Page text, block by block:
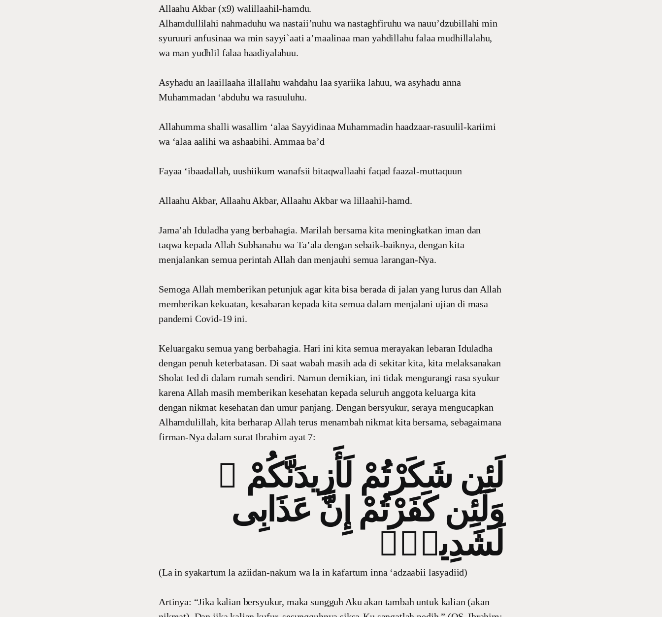
Allaahu Akbar (x9) walillaahil-hamdu.
Alhamdullilahi nahmaduhu wa nastaii’nuhu wa nastaghfiruhu wa nauu’dzubillahi min
syuruuri anfusinaa wa min sayyi`aati a’maalinaa man yahdillahu falaa mudhillalahu,
wa man yudhlil falaa haadiyalahuu.
Asyhadu an laaillaaha illallahu wahdahu laa syariika lahuu, wa asyhadu anna
Muhammadan ‘abduhu wa rasuuluhu.
Allahumma shalli wasallim ‘alaa Sayyidinaa Muhammadin haadzaar-rasuulil-kariimi
wa ‘alaa aalihi wa ashaabihi. Ammaa ba’d
Fayaa ‘ibaadallah, uushiikum wanafsii bitaqwallaahi faqad faazal-muttaquun
Allaahu Akbar, Allaahu Akbar, Allaahu Akbar wa lillaahil-hamd.
Jama’ah Iduladha yang berbahagia. Marilah bersama kita meningkatkan iman dan
taqwa kepada Allah Subhanahu wa Ta’ala dengan sebaik-baiknya, dengan kita
menjalankan semua perintah Allah dan menjauhi semua larangan-Nya.
Semoga Allah memberikan petunjuk agar kita bisa berada di jalan yang lurus dan Allah
memberikan kekuatan, kesabaran kepada kita semua dalam menjalani ujian di masa
pandemi Covid-19 ini.
Keluargaku semua yang berbahagia. Hari ini kita semua merayakan lebaran Iduladha
dengan penuh keterbatasan. Di saat wabah masih ada di sekitar kita, kita melaksanakan
Sholat Ied di dalam rumah sendiri. Namun demikian, ini tidak mengurangi rasa syukur
karena Allah masih memberikan kesehatan kepada seluruh anggota keluarga kita
dengan nikmat kesehatan dan umur panjang. Dengan bersyukur, seraya mengucapkan
Alhamdulillah, kita berharap Allah terus menambah nikmat kita bersama, sebagaimana
firman-Nya dalam surat Ibrahim ayat 7:
لَئِن شَكَرْتُمْ لَأَزِيدَنَّكُمْ ۖ
وَلَئِن كَفَرْتُمْ إِنَّ عَذَابِى
لَشَدِيدٌۭ
(La in syakartum la aziidan-nakum wa la in kafartum inna ‘adzaabii lasyadiid)
Artinya: “Jika kalian bersyukur, maka sungguh Aku akan tambah untuk kalian (akan